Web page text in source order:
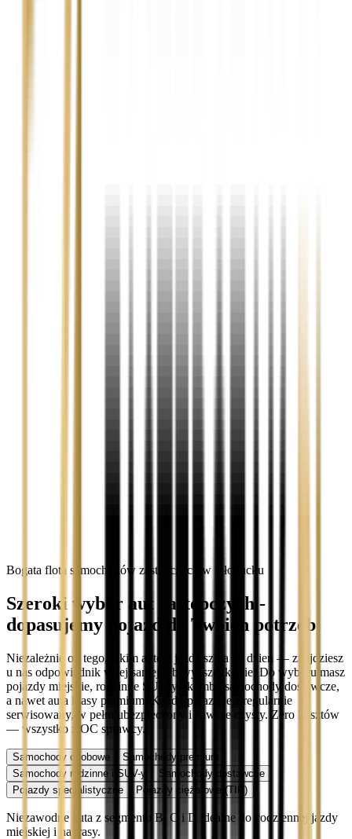
Bogata flota samochodów zastępczych w Kłobucku
Szeroki wybór aut zastępczych -
dopasujemy pojazd do Twoich potrzeb
Niezależnie od tego, jakim autem jeździsz na co dzień — znajdziesz
u nas odpowiednik w tej samej lub wyższej klasie. Do wyboru masz
pojazdy miejskie, rodzinne SUV-y i kombi, samochody dostawcze,
a nawet auta klasy premium. Każdy pojazd jest regularnie
serwisowany, w pełni ubezpieczony i zawsze czysty. Zero kosztów
— wszystko z OC sprawcy.
Samochody osobowe
Samochody premium
Samochody rodzinne i SUV-y
Samochody dostawcze
Pojazdy specjalistyczne
Pojazdy ciężarowe (TIR)
Niezawodne auta z segmentu B, C i D idealne do codziennej jazdy
miejskiej i na trasy.